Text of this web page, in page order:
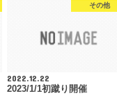
その他
2022.12.22
2023/1/1初蹴り開催